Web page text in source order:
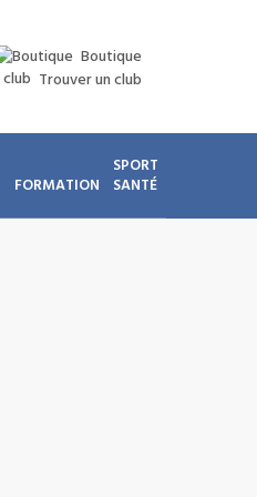
Boutique
Trouver un club
FORMATION
SPORT
SANTÉ